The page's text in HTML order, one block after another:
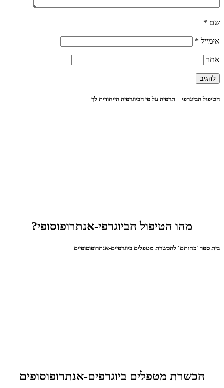
שם *
אימייל *
אתר
הטיפול הביוגרפי – תרפיה על פי הביוגרפיה הייחודית לך
מהו הטיפול הביוגרפי-אנתרופוסופי?
בית ספר 'כחותם' להכשרת מטפלים ביוגרפיים-אנתרופוסופיים
הכשרת מטפלים ביוגרפים-אנתרופוסופים